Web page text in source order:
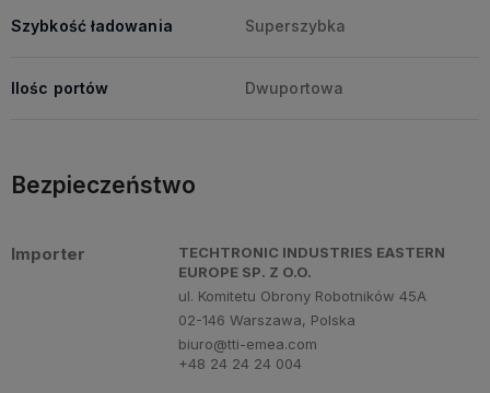
Szybkość ładowania Superszybka
Ilośc portów Dwuportowa
Bezpieczeństwo
Importer
TECHTRONIC INDUSTRIES EASTERN
EUROPE SP. Z O.O.
ul. Komitetu Obrony Robotników 45A
02-146 Warszawa, Polska
biuro@tti-emea.com
+48 24 24 24 004